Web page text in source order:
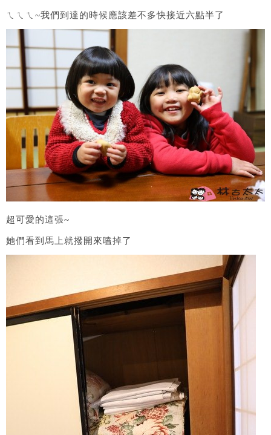
ㄟㄟㄟ~我們到達的時候應該差不多快接近六點半了
超可愛的這張~
她們看到馬上就撥開來嗑掉了